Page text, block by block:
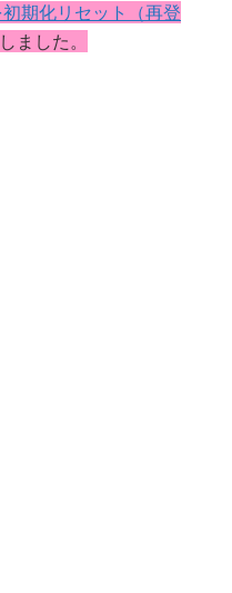
期化リセット（再登
ました。